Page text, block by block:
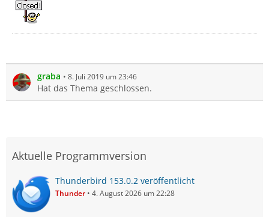
graba 8. Juli 2019 um 23:46
Hat das Thema geschlossen.
Aktuelle Programmversion
Thunderbird 153.0.2 veröffentlicht
Thunder 4. August 2026 um 22:28